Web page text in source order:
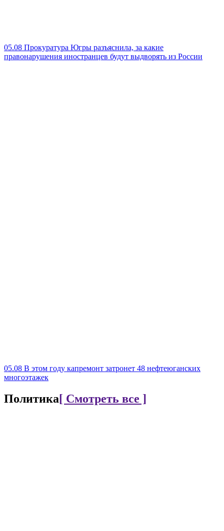
05.08 Прокуратура Югры разъяснила, за какие
правонарушения иностранцев будут выдворять из России
05.08 В этом году капремонт затронет 48 нефтеюганских
многоэтажек
Политика[ Смотреть все ]